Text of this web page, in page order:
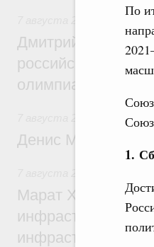
По
1.
Отрасль
Дмитрий
российскую
олимпиаде по
Общие
Денис Мантуров
Марат Хуснуллин:
инфраструктуры